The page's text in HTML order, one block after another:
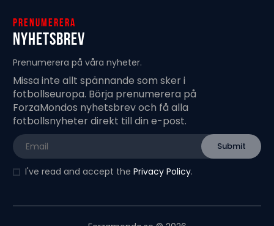
Prenumerera
Nyhetsbrev
Prenumerera på våra nyheter.
Missa inte allt spännande som sker i
fotbollseuropa. Börja prenumerera på
ForzaMondos nyhetsbrev och få alla
fotbollsnyheter direkt till din e-post.
I've read and accept the Privacy Policy.